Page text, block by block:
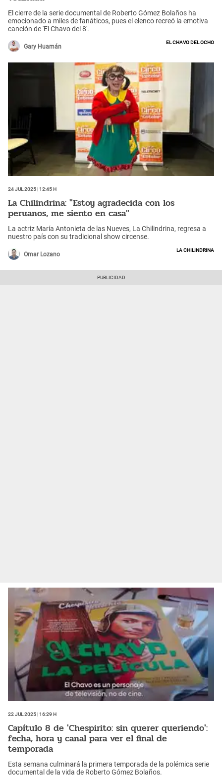
El cierre de la serie documental de Roberto Gómez Bolaños ha
emocionado a miles de fanáticos, pues el elenco recreó la emotiva
canción de 'El Chavo del 8'.
Gary Huamán
El Chavo del Ocho
24 Jul 2025 | 12:45 h
La Chilindrina: "Estoy agradecida con los
peruanos, me siento en casa"
La actriz María Antonieta de las Nueves, La Chilindrina, regresa a
nuestro país con su tradicional show circense.
Omar Lozano
La Chilindrina
22 Jul 2025 | 16:29 h
Capítulo 8 de 'Chespirito: sin querer queriendo':
fecha, hora y canal para ver el final de
temporada
Esta semana culminará la primera temporada de la polémica serie
documental de la vida de Roberto Gómez Bolaños.